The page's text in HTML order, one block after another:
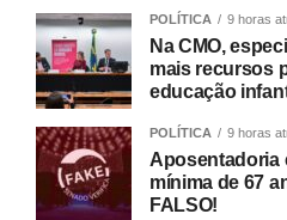
POLÍTICA 9 horas
Na CMO,
mais recursos
educação
POLÍTICA 9 horas
Aposentadoria
mínima de 67
FALSO!